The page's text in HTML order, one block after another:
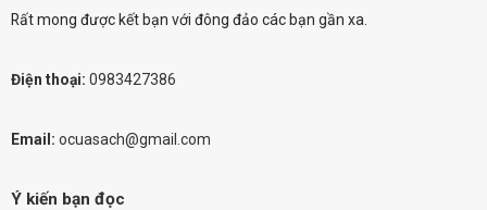
Rất mong được kết bạn với đông đảo các bạn gần xa.
Điện thoại: 0983427386
Email: ocuasach@gmail.com
Ý kiến bạn đọc